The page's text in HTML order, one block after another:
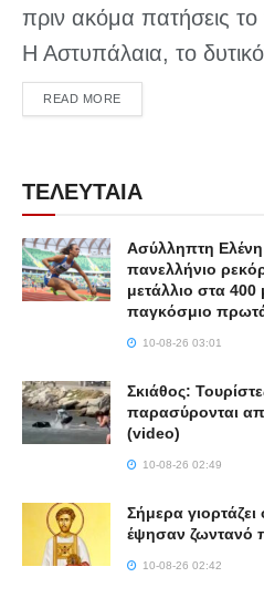
πριν ακόμα πατήσεις το
Η Αστυπάλαια, το
READ MOREDETAILS
ΤΕΛΕΥΤΑΙΑ
Ασύλληπτη Ελένη
πανελλήνιο
μετάλλιο στα
παγκόσμιο
10-08-26 03:01
Σκιάθος:
παρασύρονται
(video)
10-08-26 02:49
Σήμερα
έψησαν ζωντανό
10-08-26 02:42